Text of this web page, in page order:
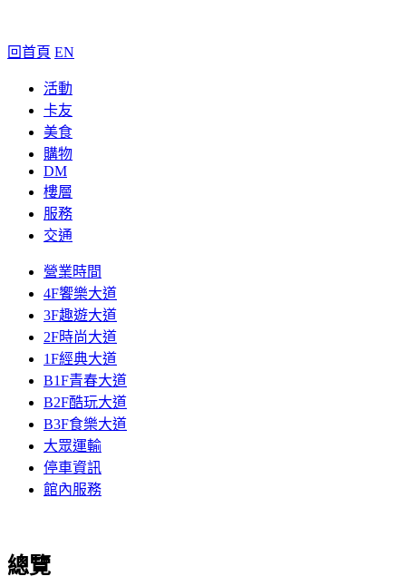
回首頁 EN
活動
卡友
美食
購物
DM
樓層
服務
交通
營業時間
4F饗樂大道
3F趣遊大道
2F時尚大道
1F經典大道
B1F青春大道
B2F酷玩大道
B3F食樂大道
大眾運輸
停車資訊
館內服務
總覽